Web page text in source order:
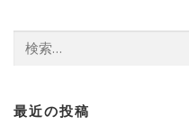
索:
最近の投稿